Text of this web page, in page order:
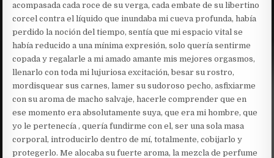
acompasada cada roce de su verga, cada embate de su libertino
corcel contra el líquido que inundaba mi cueva profunda, había
perdido la noción del tiempo, sentía que mi espacio vital se
había reducido a una mínima expresión, solo quería sentirme
copada y regalarle a mi amado amante mis mejores orgasmos,
llenarlo con toda mi lujuriosa excitación, besar su rostro,
mordisquear sus carnes, lamer su sudoroso pecho, asfixiarme
con su aroma de macho salvaje, hacerle comprender que en
ese momento era absolutamente suya, que era mi hombre, que
yo le pertenecía , quería fundirme con el, ser una sola masa
corporal, introducirlo dentro de mí, totalmente, cobijarlo y
protegerlo. Me alocaba su fuerte aroma, la mezcla de perfume